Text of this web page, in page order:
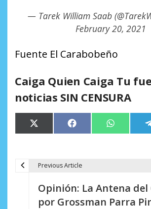
— Tarek William Saab
February 20, 2021
Fuente El Carabobeño
Caiga Quien Caiga Tu
noticias SIN CENSURA
Compartir
en
X
(Twitter)
Compartir
en
Facebook Compartir
en
WhatsApp
Previous Article
Opinión: La Antena del
por Grossman Parra